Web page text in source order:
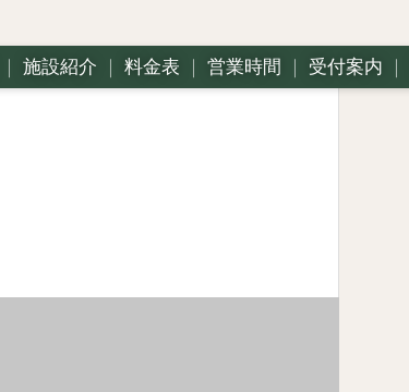
｜ 施設紹介 ｜ 料金表 ｜ 営業時間 ｜ 受付案内 ｜